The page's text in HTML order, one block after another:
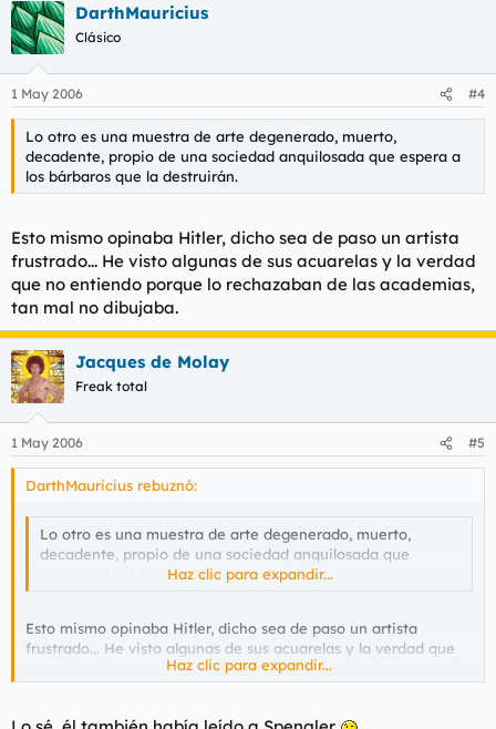
DarthMauricius
Clásico
1 May 2006 #4
Lo otro es una muestra de arte degenerado, muerto,
decadente, propio de una sociedad anquilosada que espera a
los bárbaros que la destruirán.
Esto mismo opinaba Hitler, dicho sea de paso un artista
frustrado... He visto algunas de sus acuarelas y la verdad
que no entiendo porque lo rechazaban de las academias,
tan mal no dibujaba.
Jacques de Molay
Freak total
1 May 2006 #5
DarthMauricius rebuznó:
Lo otro es una muestra de arte degenerado, muerto,
decadente, propio de una sociedad anquilosada que
espera a los bárbaros que la destruirán.
Haz clic para expandir...
Esto mismo opinaba Hitler, dicho sea de paso un artista
frustrado... He visto algunas de sus acuarelas y la verdad que
no entiendo porque lo rechazaban de las academias, tan mal
no dibujaba.
Haz clic para expandir...